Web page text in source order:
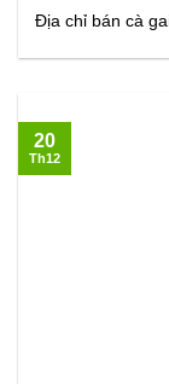
Địa chỉ bán cà
20
Th12